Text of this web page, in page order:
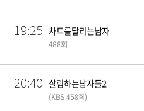
19:25 차트를달리는남자
488회
20:40 살림하는남자들2
(KBS 458회)